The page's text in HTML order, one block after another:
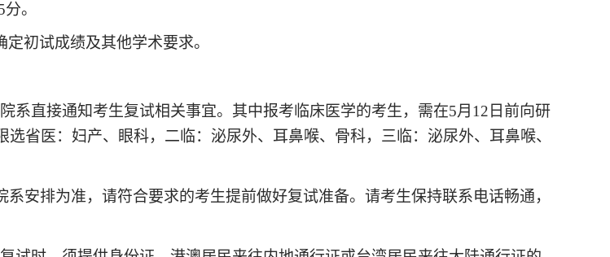
分。
初试成绩及其他学术要求。
系直接通知考生复试相关事宜。其中报考临床医学的考生，需在5月12 日前向研
选省医：妇产、眼科，二临：泌尿外、耳鼻喉、骨科，三临：泌尿外、耳鼻喉、
安排为准，请符合要求的考生提前做好复试准备。请考生保持联系电话畅通，